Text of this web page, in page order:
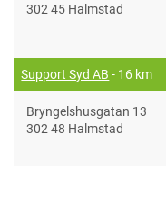
302 45 Halmstad
Support Syd AB - 16 km
Bryngelshusgatan 13
302 48 Halmstad